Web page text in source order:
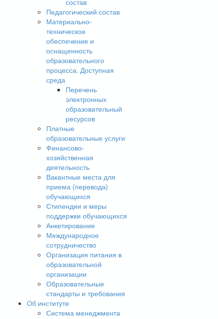
состав
Педагогический состав
Материально-
техническое
обеспечение и
оснащенность
образовательного
процесса. Доступная
среда
Перечень
электронных
образовательный
ресурсов
Платные
образовательные услуги
Финансово-
хозяйственная
деятельность
Вакантные места для
приема (перевода)
обучающихся
Стипендии и меры
поддержки обучающихся
Анкетирование
Международное
сотрудничество
Организация питания в
образовательной
организации
Образовательные
стандарты и требования
Об институте
Система менеджмента